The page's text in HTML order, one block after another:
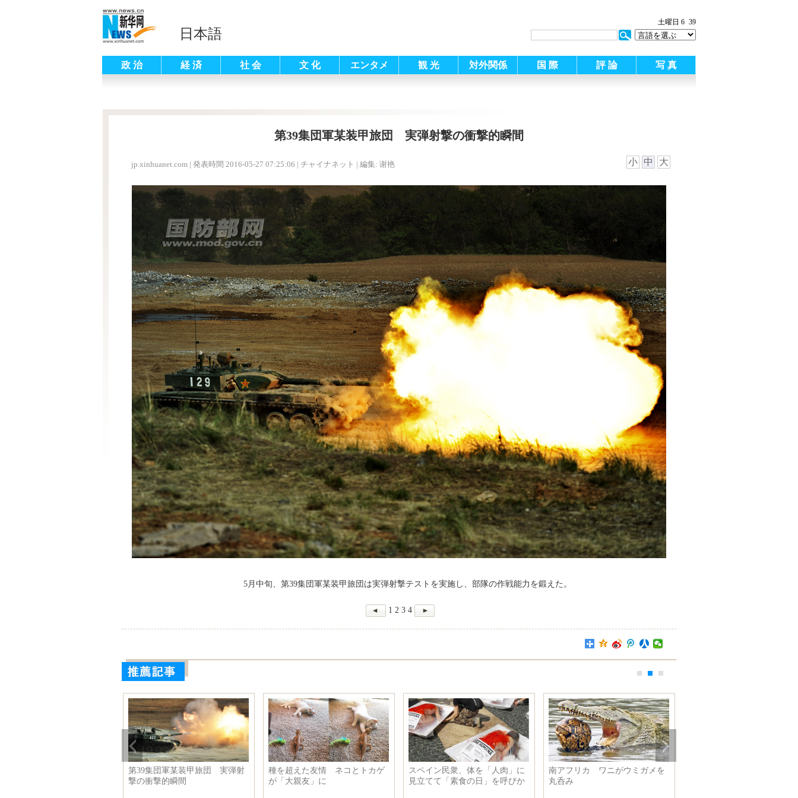
日本語
土曜日 6 39
政 治 経 済 社 会 文 化 エンタメ 観 光 対外関係 国 際 評 論 写 真
第39集団軍某装甲旅団 実弾射撃の衝撃的瞬間
jp.xinhuanet.com | 発表時間 2016-05-27 07:25:06 | チャイナネット | 編集: 谢艳 小 中 大
5月中旬、第39集団軍某装甲旅団は実弾射撃テストを実施し、部隊の作戦能力を鍛えた。
1 2 3 4
四川の大学に「豪華」な食堂が
登場 温かくロマンチック
四川警察学院学生のストーリー
のある卒業写真がネットで話題
体型の比率が異常な日本のアニ
メキャラクター
米海軍陸戦隊の美人兵士は元モ
デル